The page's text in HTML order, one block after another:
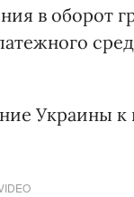
в
Украины к